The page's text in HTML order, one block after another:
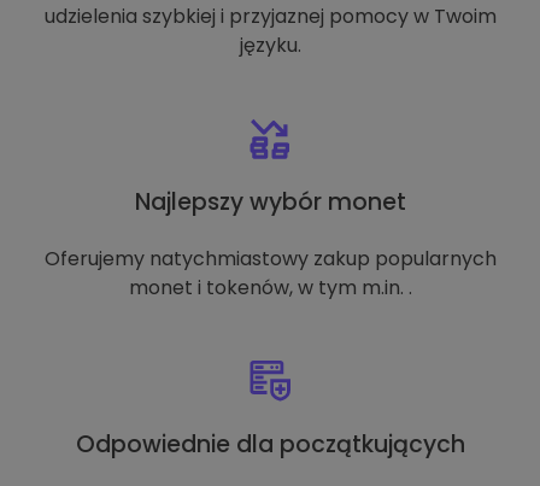
udzielenia szybkiej i przyjaznej pomocy w Twoim
języku.
Najlepszy wybór monet
Oferujemy natychmiastowy zakup popularnych
monet i tokenów, w tym m.in. .
Odpowiednie dla początkujących